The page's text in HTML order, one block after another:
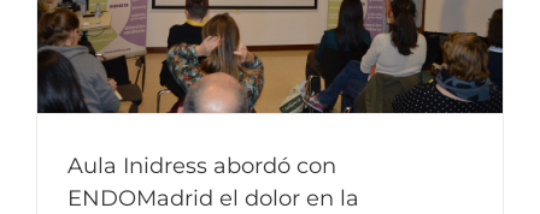
Aula Inidress abordó con
ENDOMadrid el dolor en la